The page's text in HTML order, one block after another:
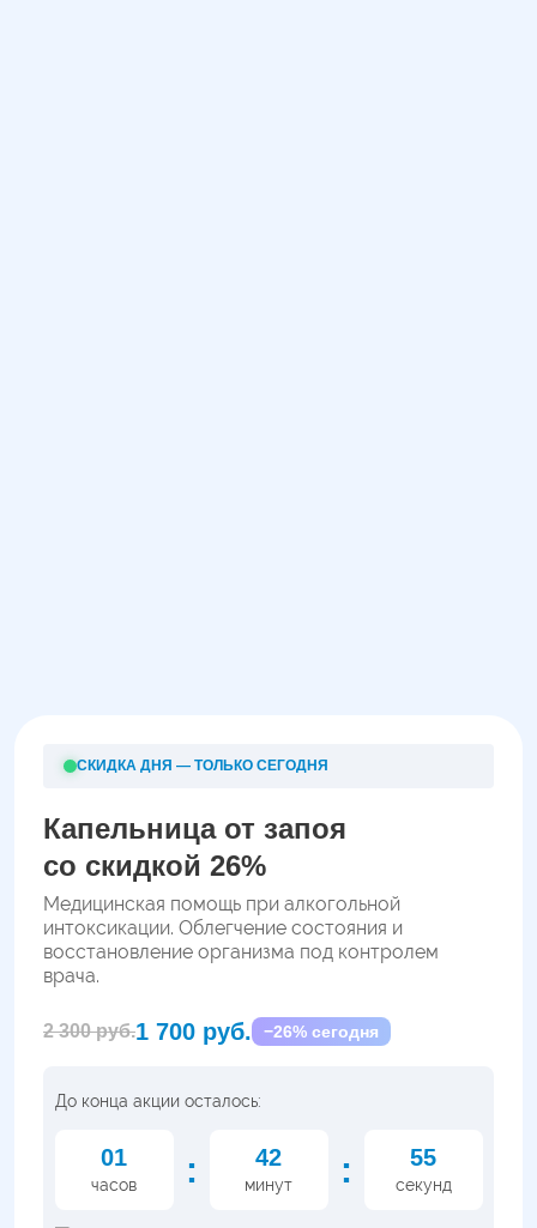
СКИДКА ДНЯ — ТОЛЬКО СЕГОДНЯ
Капельница от запоя
со скидкой 26%
Медицинская помощь при алкогольной
интоксикации. Облегчение состояния и
восстановление организма под контролем
врача.
2 300 руб.1 700 руб. −26% сегодня
До конца акции осталось:
01
часов : 42
минут : 54
секунд